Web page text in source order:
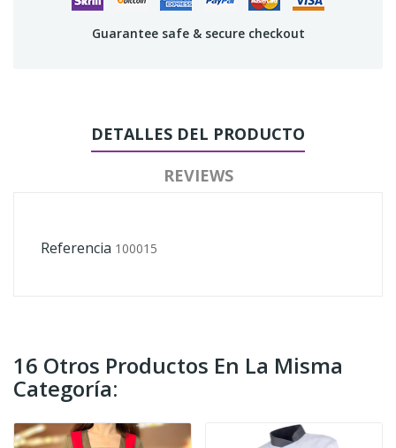
Guarantee safe & secure checkout
DETALLES DEL PRODUCTO
REVIEWS
Referencia 100015
16 Otros Productos En La Misma
Categoría: